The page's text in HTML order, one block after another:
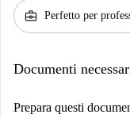
business_center Perfetto per
Documenti
Prepara questi